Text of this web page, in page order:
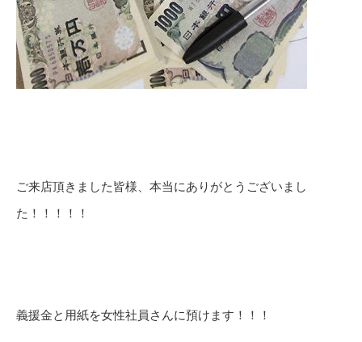
ご来店頂きました皆様、本当にありがとうございまし
た！！！！！
義援金と用紙を女性社員さんに預けます！！！